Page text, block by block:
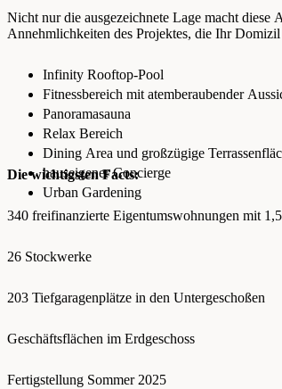
Nicht nur die ausgezeichnete Lage macht diese
Annehmlichkeiten des Projektes, die Ihr
Infinity Rooftop-Pool
Fitnessbereich mit atemberaubender
Panoramasauna
Relax Bereich
Dining Area und großzügige
hauseigener Concierge
Urban Gardening
Die wichtigsten Facts:
340 freifinanzierte Eigentumswohnungen mit
26 Stockwerke
203 Tiefgaragenplätze in den Untergeschoßen
Geschäftsflächen im Erdgeschoss
Fertigstellung Sommer 2025